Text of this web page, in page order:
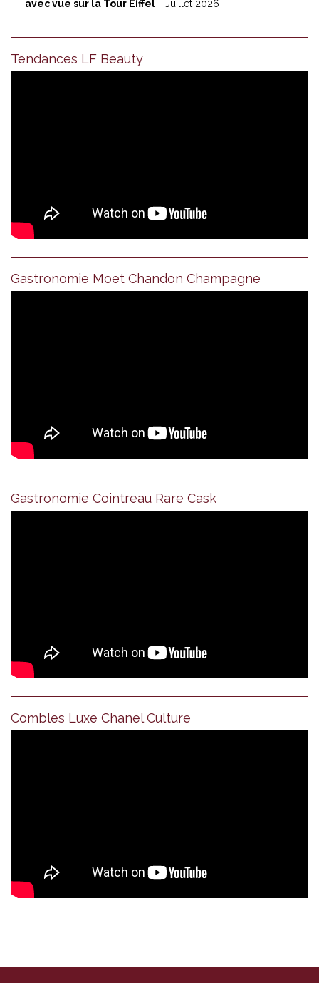
avec vue sur la Tour Eiffel - Juillet 2026
Tendances LF Beauty
Gastronomie Moet Chandon Champagne
Gastronomie Cointreau Rare Cask
Combles Luxe Chanel Culture